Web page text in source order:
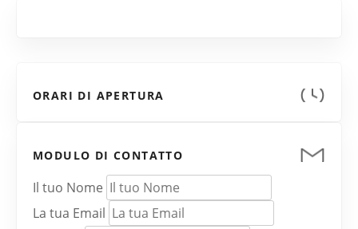
ORARI DI APERTURA
MODULO DI CONTATTO
Il tuo Nome
La tua Email